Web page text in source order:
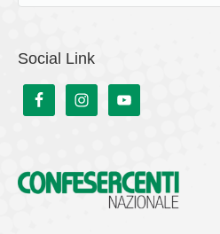
Social Link